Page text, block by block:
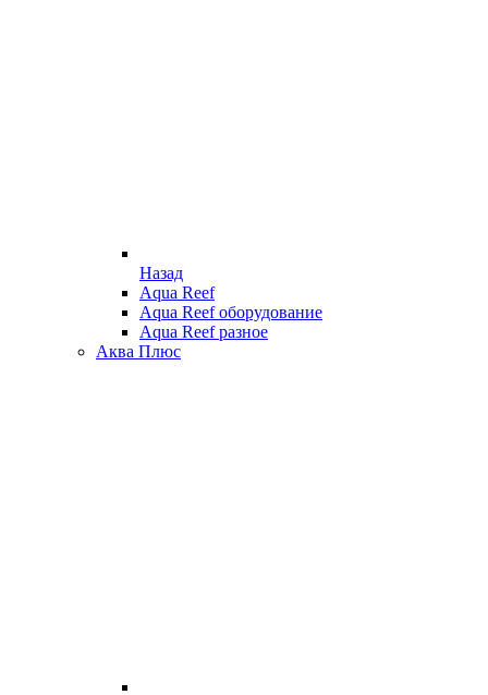
Назад
Aqua Reef
Aqua Reef оборудование
Aqua Reef разное
Аква Плюс